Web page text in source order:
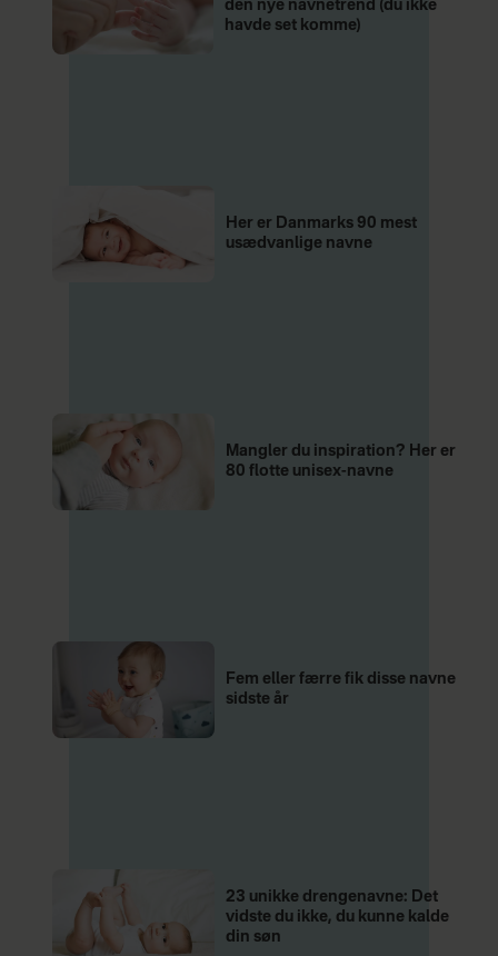
den nye navnetrend (du ikke
havde set komme)
Her er Danmarks 90 mest
usædvanlige navne
Mangler du inspiration? Her er
80 flotte unisex-navne
Fem eller færre fik disse navne
sidste år
23 unikke drengenavne: Det
vidste du ikke, du kunne kalde
din søn